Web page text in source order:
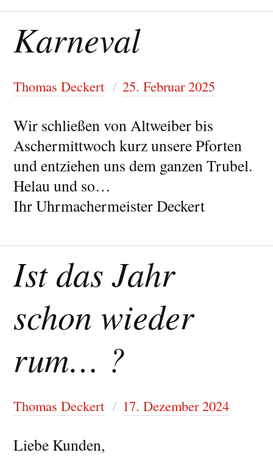
Karneval
Thomas Deckert 25. Februar 2025
Wir schließen von Altweiber bis
Aschermittwoch kurz unsere Pforten
und entziehen uns dem ganzen Trubel.
Helau und so…
Ihr Uhrmachermeister Deckert
Ist das Jahr
schon wieder
rum… ?
Thomas Deckert 17. Dezember 2024
Liebe Kunden,